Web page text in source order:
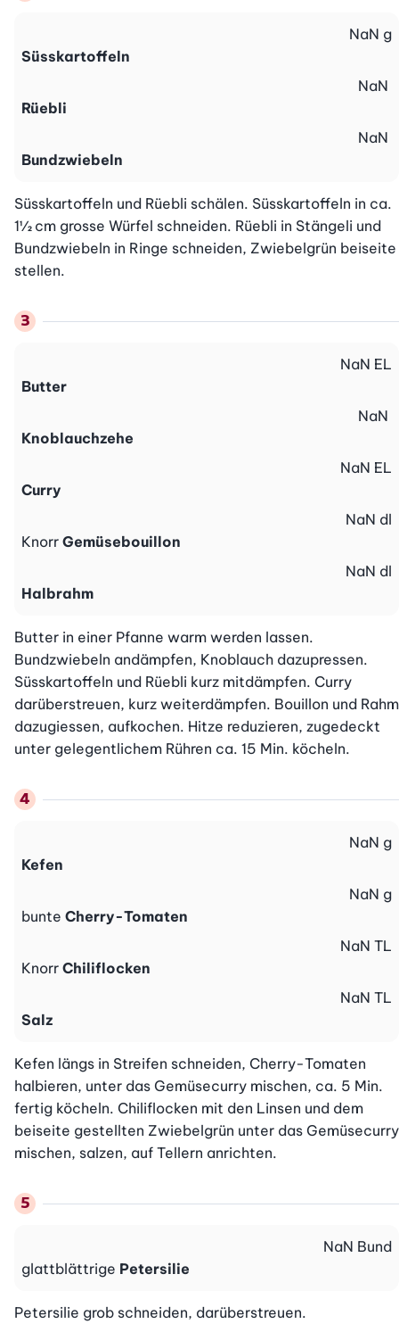
Süsskartoffeln
NaN g
Rüebli
NaN
Bundzwiebeln
NaN
Süsskartoffeln und Rüebli schälen. Süsskartoffeln in ca.
1½ cm grosse Würfel schneiden. Rüebli in Stängeli und
Bundzwiebeln in Ringe schneiden, Zwiebelgrün beiseite
stellen.
Butter
NaN EL
Knoblauchzehe
NaN
Curry
NaN EL
Knorr Gemüsebouillon
NaN dl
Halbrahm
NaN dl
Butter in einer Pfanne warm werden lassen.
Bundzwiebeln andämpfen, Knoblauch dazupressen.
Süsskartoffeln und Rüebli kurz mitdämpfen. Curry
darüberstreuen, kurz weiterdämpfen. Bouillon und Rahm
dazugiessen, aufkochen. Hitze reduzieren, zugedeckt
unter gelegentlichem Rühren ca. 15 Min. köcheln.
Kefen
NaN g
bunte Cherry-Tomaten
NaN g
Knorr Chiliflocken
NaN TL
Salz
NaN TL
Kefen längs in Streifen schneiden, Cherry-Tomaten
halbieren, unter das Gemüsecurry mischen, ca. 5 Min.
fertig köcheln. Chiliflocken mit den Linsen und dem
beiseite gestellten Zwiebelgrün unter das Gemüsecurry
mischen, salzen, auf Tellern anrichten.
glattblättrige Petersilie
NaN Bund
Petersilie grob schneiden, darüberstreuen.